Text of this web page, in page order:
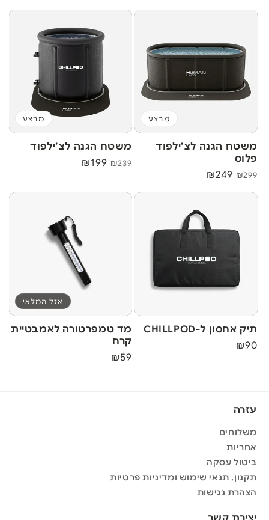
רגיל
רגיל
מבצע
משטח הגנה לצ׳ילפוד
מחיר
₪239 מחיר
₪199
מבצע
משטח הגנה לצ׳ילפוד
פלוס
מחיר
רגיל
₪299 מחיר
₪249
אזל המלאי
מד טמפרטורה לאמבטיית
קרח
מחיר
₪59
תיק אחסון ל-CHILLPOD
מחיר
₪90
עזרה
משלוחים
אחריות
ביטול עסקה
תקנון, תנאי שימוש ומדיניות פרטיות
הצהרת נגישות